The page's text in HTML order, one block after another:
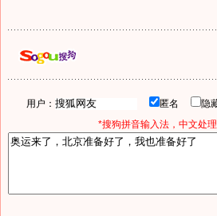
用户： 匿名 隐
*搜狗拼音输入法，中文处